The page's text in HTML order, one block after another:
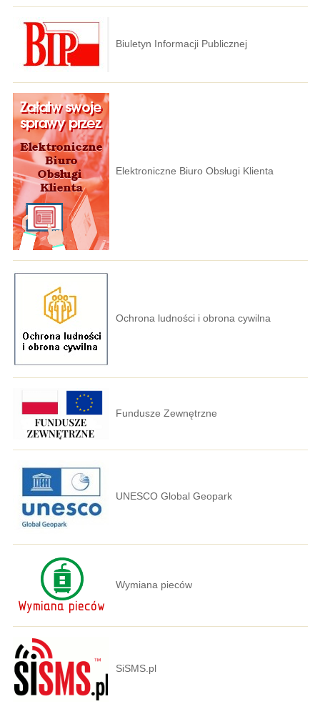
Biuletyn Informacji Publicznej
Elektroniczne Biuro Obsługi Klienta
Ochrona ludności i obrona cywilna
Fundusze Zewnętrzne
UNESCO Global Geopark
Wymiana pieców
SiSMS.pl